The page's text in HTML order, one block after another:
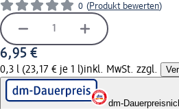
0 (Produkt bewerten)
6,95 €
0,3 l (23,17 € je 1 l)inkl. MwSt. zzgl.
dm-Dauerpreis